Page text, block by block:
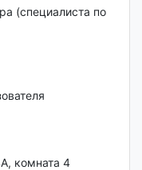
(специалиста по
комната 4